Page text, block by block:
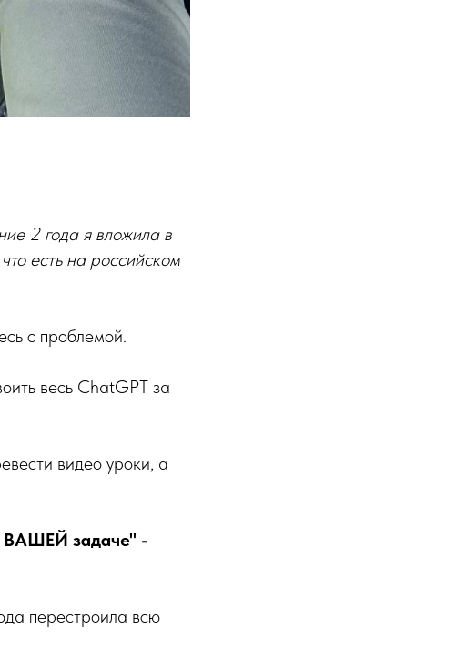
2 года я вложила в
есть на российском
с проблемой.
весь ChatGPT за
видео уроки, а
ВАШЕЙ задаче" -
перестроила всю